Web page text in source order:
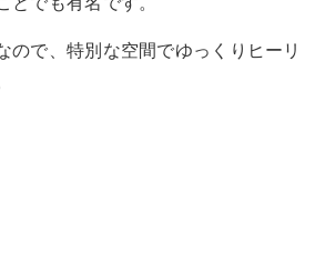
ので、特別な空間でゆっくりヒーリ